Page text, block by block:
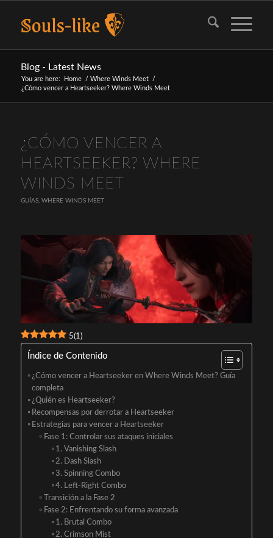
Blog - Latest News
You are here: Home / Where Winds Meet
/
¿Cómo vencer a Heartseeker? Where Winds Meet
¿CÓMO VENCER A
HEARTSEEKER? WHERE
WINDS MEET
GUÍAS, WHERE WINDS MEET
5(1)
Índice de Contenido
¿Cómo vencer a Heartseeker en Where Winds Meet? Guía
completa
¿Quién es Heartseeker?
Recompensas por derrotar a Heartseeker
Estrategias para vencer a Heartseeker
Fase 1: Controlar sus ataques iniciales
1. Vanishing Slash
2. Dash Slash
3. Spinning Combo
4. Left-Right Combo
Transición a la Fase 2
Fase 2: Enfrentando su forma avanzada
1. Brutal Combo
2. Crimson Mist